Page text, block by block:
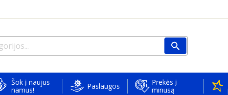
Šok į naujus
namus!
Paslaugos
Prekės į
minusą